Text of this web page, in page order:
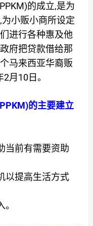
的成立,是为
,为小贩小商所设定
进行各种惠及他
府把贷款借给那
马来西亚华裔贩
2月 10 日。
的主要建立
当前有需要资助
以提高生活方式